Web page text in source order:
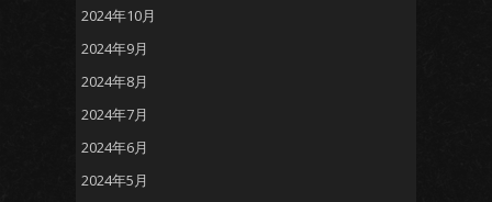
2024年10月
2024年9月
2024年8月
2024年7月
2024年6月
2024年5月